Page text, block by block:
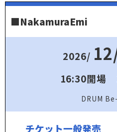
■NakamuraEmi
2026/
16:30開場
DRUM
チケット一般発売